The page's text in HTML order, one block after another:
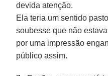
devida atenção.
Ela teria um sentido
soubesse que não
por uma impressão
público assim.